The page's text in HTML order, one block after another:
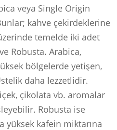
veya Single Origin
kahve çekirdeklerine
temelde iki adet
Robusta. Arabica,
bölgelerde yetişen,
daha lezzetlidir.
çikolata vb. aromalar
Robusta ise
yüksek kafein miktarına